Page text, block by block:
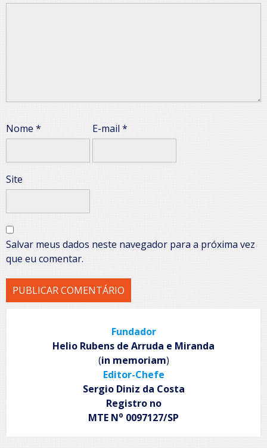
Nome * E-mail *
Site
Salvar meus dados neste navegador para a próxima vez
que eu comentar.
Fundador
Helio Rubens de Arruda e Miranda
(in memoriam)
Editor-Chefe
Sergio Diniz da Costa
Registro no
MTE No 0097127/SP